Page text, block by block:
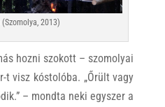
2013)
hozni szokott – szomolyai
t visz kóstolóba. „Őrült vagy
– mondta neki egyszer a